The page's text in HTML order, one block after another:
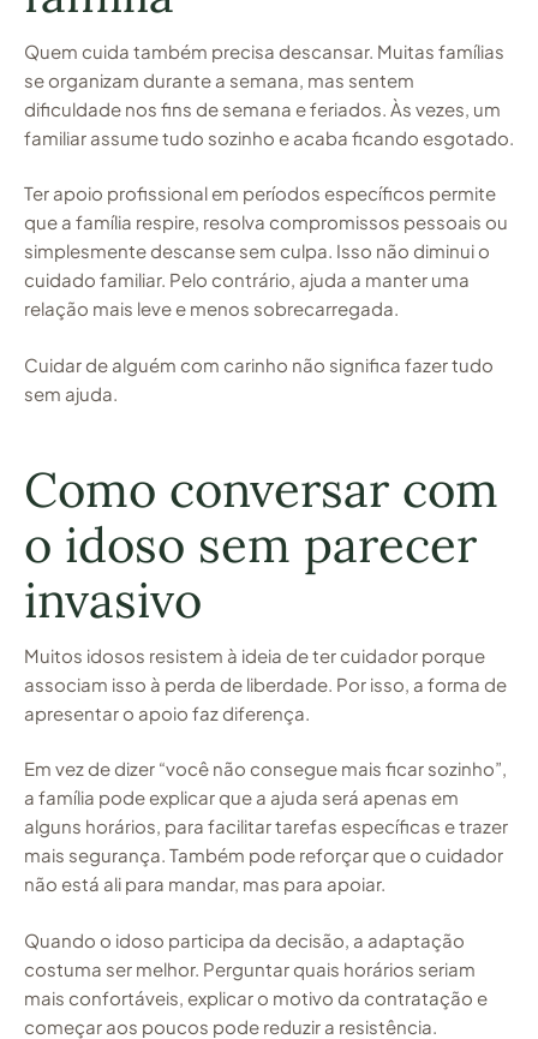
Quem cuida também precisa descansar. Muitas famílias
se organizam durante a semana, mas sentem
dificuldade nos fins de semana e feriados. Às vezes, um
familiar assume tudo sozinho e acaba ficando esgotado.
Ter apoio profissional em períodos específicos permite
que a família respire, resolva compromissos pessoais ou
simplesmente descanse sem culpa. Isso não diminui o
cuidado familiar. Pelo contrário, ajuda a manter uma
relação mais leve e menos sobrecarregada.
Cuidar de alguém com carinho não significa fazer tudo
sem ajuda.
Como conversar com
o idoso sem parecer
invasivo
Muitos idosos resistem à ideia de ter cuidador porque
associam isso à perda de liberdade. Por isso, a forma de
apresentar o apoio faz diferença.
Em vez de dizer “você não consegue mais ficar sozinho”,
a família pode explicar que a ajuda será apenas em
alguns horários, para facilitar tarefas específicas e trazer
mais segurança. Também pode reforçar que o cuidador
não está ali para mandar, mas para apoiar.
Quando o idoso participa da decisão, a adaptação
costuma ser melhor. Perguntar quais horários seriam
mais confortáveis, explicar o motivo da contratação e
começar aos poucos pode reduzir a resistência.